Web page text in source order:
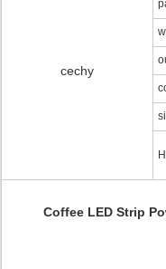
cechy
Coffee LED Strip